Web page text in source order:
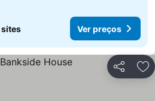
sites Ver preços
Partilhar